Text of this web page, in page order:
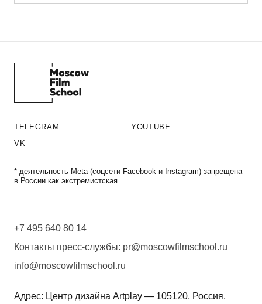
TELEGRAM
YOUTUBE
VK
* деятельность Meta (соцсети Facebook и Instagram) запрещена
в России как экстремистская
+7 495 640 80 14
Контакты пресс-службы: pr@moscowfilmschool.ru
info@moscowfilmschool.ru
Адрес: Центр дизайна Artplay — 105120, Россия,